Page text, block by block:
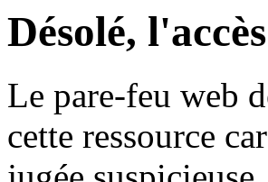
Désolé,
Le pare-feu web
cette ressource